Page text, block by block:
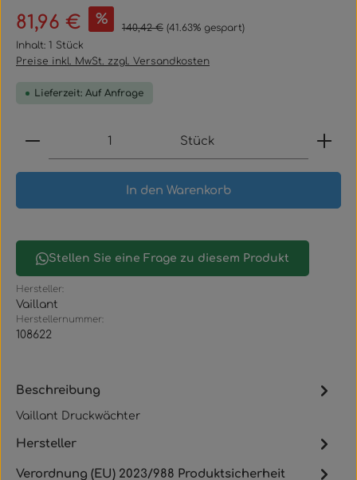
Verkaufspreis:
81,96 € % Regulärer Preis:
140,42 € (41.63% gespart)
Inhalt: 1 Stück
Preise inkl. MwSt. zzgl. Versandkosten
Lieferzeit: Auf Anfrage
Produkt Anzahl: Gib den gewünschten Wert
Stück
In den Warenkorb
Stellen Sie eine Frage zu diesem Produkt
Hersteller:
Vaillant
Herstellernummer:
108622
Beschreibung
Vaillant Druckwächter
Hersteller
Verordnung (EU) 2023/988 Produktsicherheit